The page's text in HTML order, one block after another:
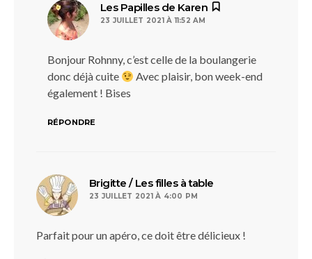
Les Papilles de Karen
23 JUILLET 2021 À 11:52 AM
Bonjour Rohnny, c’est celle de la boulangerie
donc déjà cuite
Avec plaisir, bon week-end
également ! Bises
RÉPONDRE
Brigitte / Les filles à table
23 JUILLET 2021 À 4:00 PM
Parfait pour un apéro, ce doit être délicieux !